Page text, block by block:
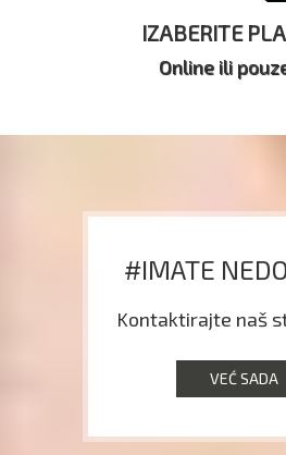
IZABERITE
Online ili
#IMATE
Kontaktirajte naš
VEĆ SADA